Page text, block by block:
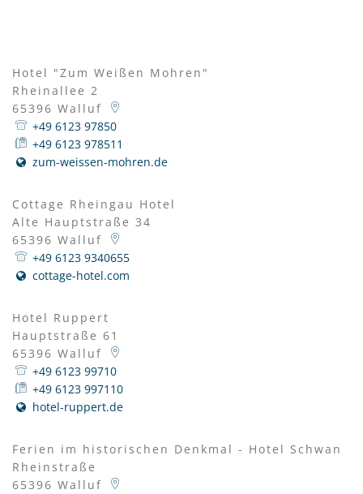
Hotel "Zum Weißen Mohren"
Rheinallee 2
65396 Walluf
+49 6123 97850
+49 6123 978511
zum-weissen-mohren.de
Cottage Rheingau Hotel
Alte Hauptstraße 34
65396 Walluf
+49 6123 9340655
cottage-hotel.com
Hotel Ruppert
Hauptstraße 61
65396 Walluf
+49 6123 99710
+49 6123 997110
hotel-ruppert.de
Ferien im historischen Denkmal - Hotel Schwan
Rheinstraße
65396 Walluf